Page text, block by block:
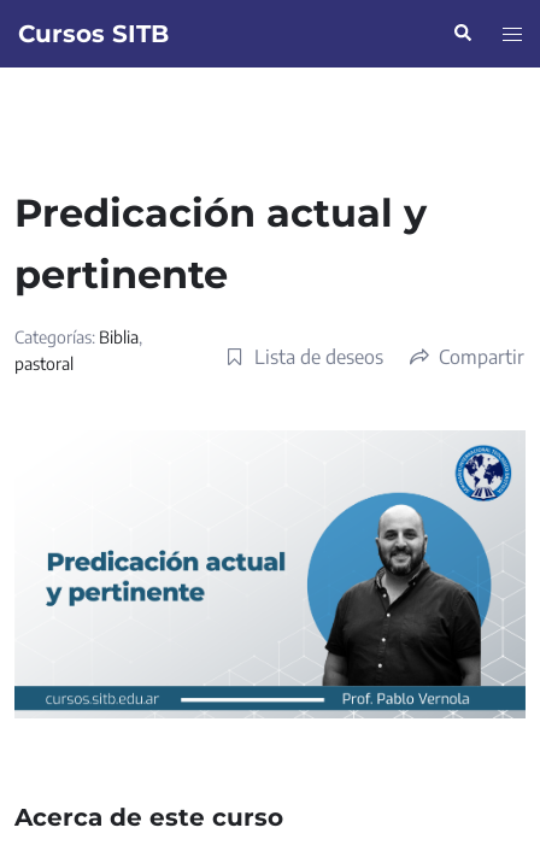
Cursos SITB Buscar
Predicación actual y
pertinente
Categorías: Biblia,
pastoral
Lista de deseos Compartir
Acerca de este curso